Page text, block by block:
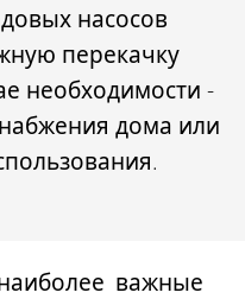
насосов
перекачку
необходимости -
дома или
важные